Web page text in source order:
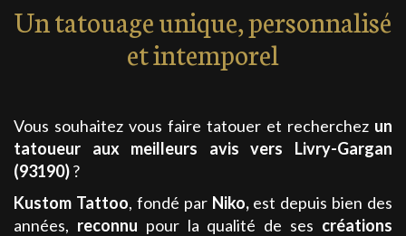
Un tatouage unique, personnalisé
et intemporel
Vous souhaitez vous faire tatouer et recherchez un
tatoueur aux meilleurs avis
vers Livry-Gargan
(93190)?
Kustom Tattoo, fondé par Niko, est depuis bien des
années, reconnu pour la qualité de ses créations